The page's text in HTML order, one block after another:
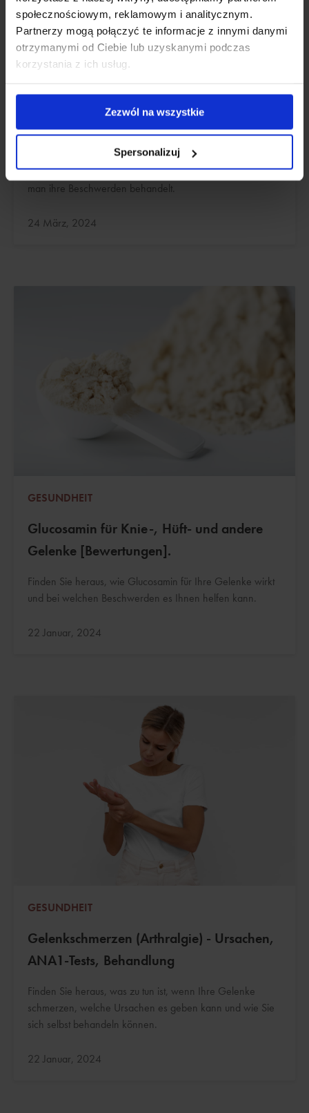
społecznościowym, reklamowym i analitycznym.
Partnerzy mogą połączyć te informacje z innymi danymi
otrzymanymi od Ciebie lub uzyskanymi podczas
korzystania z ich usług.
Zezwól na wszystkie
Spersonalizuj
Hüftschmerzen: Symptome, Ursachen,
welche Medikamente helfen?
Erfahren Sie, warum die Hüftgelenke schmerzen und wie
man ihre Beschwerden behandelt.
Aktualisiert:
24 März, 2024
GESUNDHEIT
Glucosamin für Knie-, Hüft- und andere
Gelenke [Bewertungen].
Finden Sie heraus, wie Glucosamin für Ihre Gelenke wirkt
und bei welchen Beschwerden es Ihnen helfen kann.
Aktualisiert:
22 Januar, 2024
GESUNDHEIT
Gelenkschmerzen (Arthralgie) - Ursachen,
ANA1-Tests, Behandlung
Finden Sie heraus, was zu tun ist, wenn Ihre Gelenke
schmerzen, welche Ursachen es geben kann und wie Sie
sich selbst behandeln können.
Aktualisiert:
22 Januar, 2024